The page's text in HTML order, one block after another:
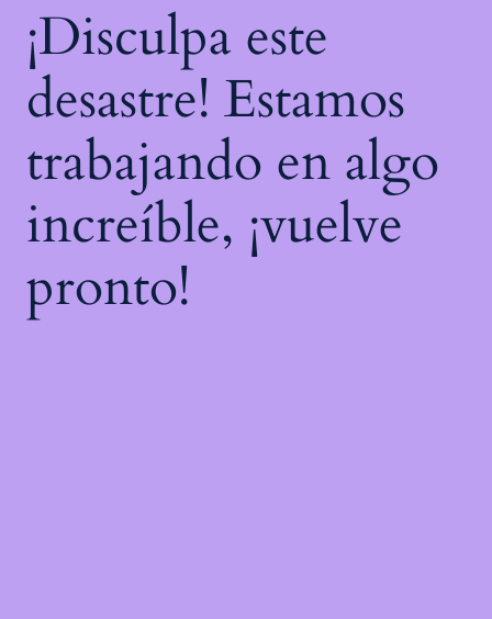
¡Disculpa este
desastre! Estamos
trabajando en algo
increíble, ¡vuelve
pronto!